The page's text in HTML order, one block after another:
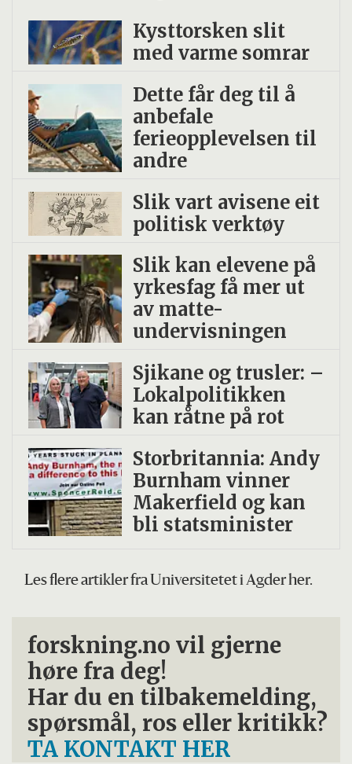
Kysttorsken slit
med varme somrar
Dette får deg til å
anbefale
ferieopplevelsen til
andre
Slik vart avisene eit
politisk verktøy
Slik kan elevene på
yrkesfag få mer ut
av matte-
undervisningen
Sjikane og trusler: –
Lokalpolitikken
kan råtne på rot
Storbritannia: Andy
Burnham vinner
Makerfield og kan
bli statsminister
Les flere artikler fra Universitetet i Agder her.
forskning.no vil gjerne
høre fra deg!
Har du en tilbakemelding,
spørsmål, ros eller kritikk?
TA KONTAKT HER